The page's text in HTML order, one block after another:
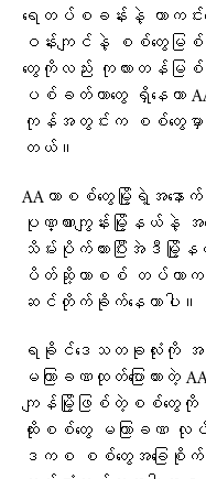
ရေတပ်စခန်းနဲ့ ကာက
ဝန်းကျင်နဲ့ စစ်တွေမြစ်
တွေကိုလည်း ကုလားတန်မြစ်ပ
ပစ်ခတ်တာတွေ ရှိနေကာ
ကုန်အတွင်းက စစ်တွေမှ
တယ်။
AAဟာစစ်တွေမြို့ရဲ့အနေ
ပုဏ္ဏားကျွန်းမြို့နယ်နဲ့
သိမ်းပိုက်ထားပြီးအဲဒီမ
ပိတ်ဆို့ကာစစ် တပ်ကာက
ဆင်တိုက်ခိုက်နေတာပါ။
ရခိုင်ဒေသတခုလုံးကို အ
မကြာခဏထုတ်ပြောထာ
ကျန်မြို့ဖြစ်တဲ့စစ်တွ
ထိုးစစ်တွေ မကြာခဏ လု
ဒကစ စစ်တွေအခြေစိုက်ထာ